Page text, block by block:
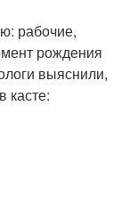
рабочие,
рождения
выяснили,
касте: